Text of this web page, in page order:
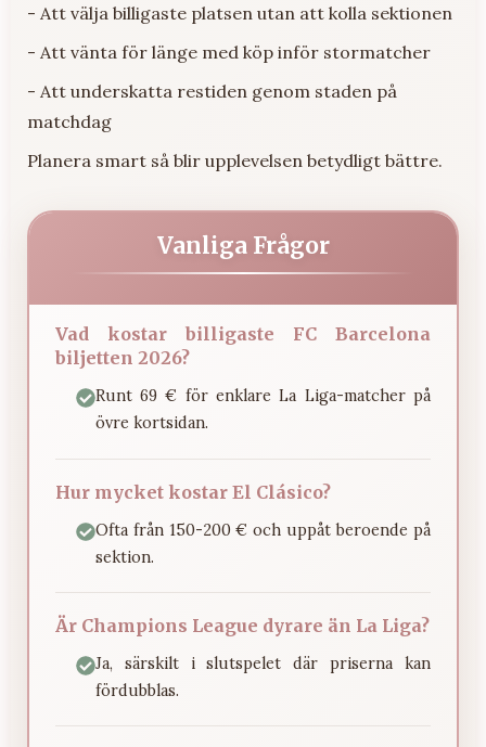
- Att välja billigaste platsen utan att kolla sektionen
- Att vänta för länge med köp inför stormatcher
- Att underskatta restiden genom staden på
matchdag
Planera smart så blir upplevelsen betydligt bättre.
Vanliga Frågor
Vad kostar billigaste FC Barcelona
biljetten 2026?
Runt 69 € för enklare La Liga-matcher på
övre kortsidan.
Hur mycket kostar El Clásico?
Ofta från 150-200 € och uppåt beroende på
sektion.
Är Champions League dyrare än La Liga?
Ja, särskilt i slutspelet där priserna kan
fördubblas.